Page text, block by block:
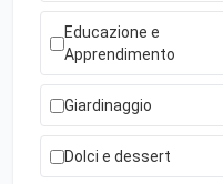
Educazione e
Apprendimento
Giardinaggio
Dolci e dessert